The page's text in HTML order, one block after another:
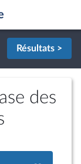
Résultats >
des